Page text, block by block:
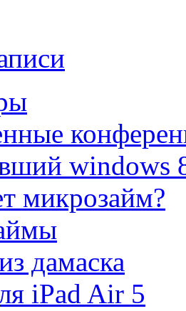
windows
микрозайм?
дамаска
iPad Air 5